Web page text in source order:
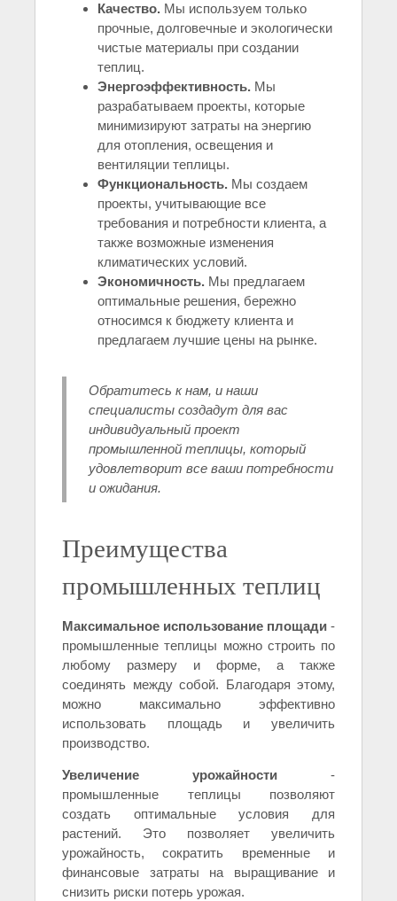
Качество. Мы используем только
прочные, долговечные и экологически
чистые материалы при создании
теплиц.
Энергоэффективность. Мы
разрабатываем проекты, которые
минимизируют затраты на энергию
для отопления, освещения и
вентиляции теплицы.
Функциональность. Мы создаем
проекты, учитывающие все
требования и потребности клиента, а
также возможные изменения
климатических условий.
Экономичность. Мы предлагаем
оптимальные решения, бережно
относимся к бюджету клиента и
предлагаем лучшие цены на рынке.
Обратитесь к нам, и наши
специалисты создадут для вас
индивидуальный проект
промышленной теплицы, который
удовлетворит все ваши потребности
и ожидания.
Преимущества
промышленных теплиц
Максимальное использование площади -
промышленные теплицы можно строить по
любому размеру и форме, а также
соединять между собой. Благодаря этому,
можно максимально эффективно
использовать площадь и увеличить
производство.
Увеличение урожайности -
промышленные теплицы позволяют
создать оптимальные условия для
растений. Это позволяет увеличить
урожайность, сократить временные и
финансовые затраты на выращивание и
снизить риски потерь урожая.